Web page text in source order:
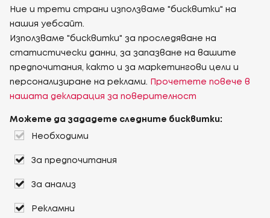
Ние и трети страни използваме "бисквитки" на
нашия уебсайт.
Използваме "бисквитки" за проследяване на
статистически данни, за запазване на вашите
предпочитания, както и за маркетингови цели и
персонализиране на реклами.
Прочетете повече в
нашата декларация за поверителност
Можете да зададете следните бисквитки:
Необходими
За предпочитания
За анализ
Рекламни